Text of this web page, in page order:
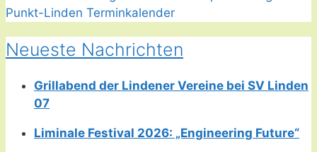
Neueste Nachrichten
Grillabend der Lindener Vereine bei SV Linden
07
Liminale Festival 2026: „Engineering Future“